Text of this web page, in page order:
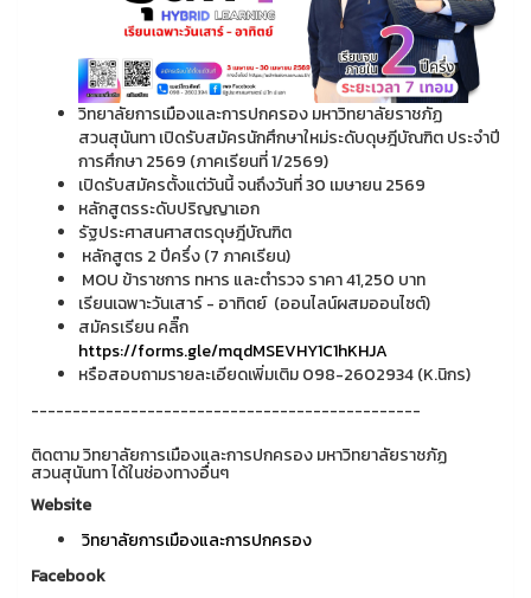
วิทยาลัยการเมืองและการปกครอง มหาวิทยาลัยราชภัฏ
สวนสุนันทา เปิดรับสมัครนักศึกษาใหม่ระดับดุษฎีบัณฑิต ประจำปี
การศึกษา 2569 (ภาคเรียนที่ 1/2569)
เปิดรับสมัครตั้งแต่วันนี้ จนถึงวันที่ 30 เมษายน 2569
หลักสูตรระดับปริญญาเอก
️รัฐประศาสนศาสตรดุษฎีบัณฑิต
หลักสูตร 2 ปีครึ่ง (7 ภาคเรียน)
MOU ข้าราชการ ทหาร และตำรวจ ราคา 41,250 บาท
เรียนเฉพาะวันเสาร์ - อาทิตย์ (ออนไลน์ผสมออนไซต์)
สมัครเรียน คลิ๊ก
https://forms.gle/mqdMSEVHY1C1hKHJA
หรือสอบถามรายละเอียดเพิ่มเติม 098-2602934 (K.นิกร)
-----------------------------------------------
ติดตาม วิทยาลัยการเมืองและการปกครอง มหาวิทยาลัยราชภัฏ
สวนสุนันทา ได้ในช่องทางอื่นๆ
Website
วิทยาลัยการเมืองและการปกครอง
Facebook